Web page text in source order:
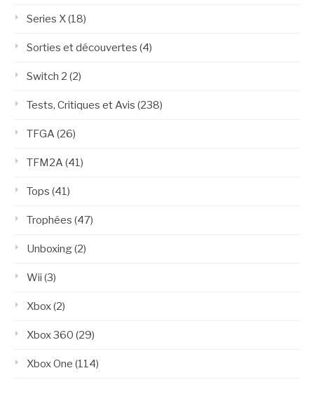
Series X(18)
Sorties et découvertes (4)
Switch 2 (2)
Tests, Critiques et Avis (238)
TFGA(26)
TFM2A(41)
Tops (41)
Trophées (47)
Unboxing(2)
Wii (3)
Xbox(2)
Xbox 360 (29)
Xbox One (114)